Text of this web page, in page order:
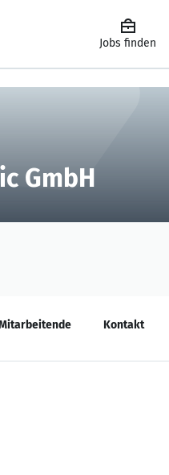
Jobs finden
GmbH
Kontakt